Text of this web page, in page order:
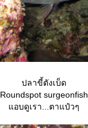
ปลาขี้ตังเบ็ด
Roundspot surgeonfish
อบดูเรา...ตาแป๋วๆ